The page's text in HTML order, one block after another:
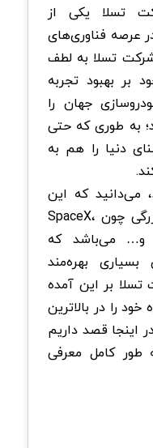
تسلا یکی از
عرصه فناوری‌های
تسلا به‌ لطف
بر بهبود تجربه‌
جهان را
به طوری که حتی
دنیا را هم به‌
می‌دانید که این
شخص، مؤسس شرکت‌های بزرگی چون SpaceX،
SpaceX، Boring Company و… می‌باشد که
بهره‌مند
تسلا بر این آمده
را در بالاترین
اینجا قصد داریم
کامل معرفی